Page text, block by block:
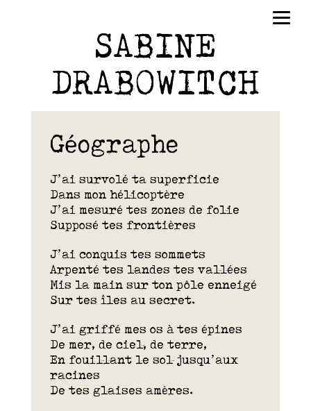
SABINE
DRABOWITCH
Géographe
J’ai survolé ta superficie
Dans mon hélicoptère
J’ai mesuré tes zones de folie
Supposé tes frontières
J’ai conquis tes sommets
Arpenté tes landes tes vallées
Mis la main sur ton pôle enneigé
Sur tes îles au secret.
J’ai griffé mes os à tes épines
De mer, de ciel, de terre,
En fouillant le sol jusqu’aux
racines
De tes glaises amères.